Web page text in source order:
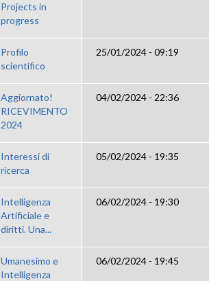
Projects in
progress
Profilo
scientifico
25/01/2024 - 09:19
Aggiornato!
RICEVIMENTO
2024
04/02/2024 - 22:36
Interessi di
ricerca
05/02/2024 - 19:35
Intelligenza
Artificiale e
diritti. Una...
06/02/2024 - 19:30
Umanesimo e
Intelligenza
06/02/2024 - 19:45